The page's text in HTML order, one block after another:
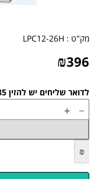
מק"ט : LPC12-26H
₪396
לדואר שליחים יש להזין 35 שח בתיבה
−
+
₪